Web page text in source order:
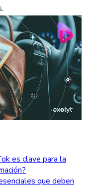
es clave para la
que deben